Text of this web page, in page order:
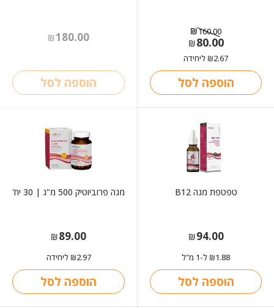
₪160.00
המחיר
המקורי
היה:
₪160.00.
₪80.00המחיר
הנוכחי
הוא:
₪80.00.
₪2.67 ליחידה
הוספה לסל
₪180.00
הוספה לסל
טפטפת מגה B12
₪94.00
₪1.88 ל-1 מ"ל
הוספה לסל
מגה פרוביוטיק 500 מ"ג | 30 יח'
₪89.00
₪2.97 ליחידה
הוספה לסל